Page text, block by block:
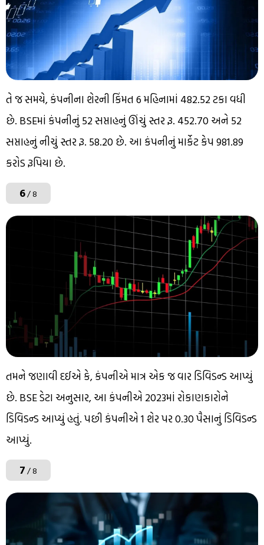
તે જ સમયે, કંપનીના શેરની કિંમત 6 મહિનામાં 482.52 ટકા વધી
છે. BSEમાં કંપનીનું 52 સપ્તાહનું ઊંચું સ્તર રૂ. 452.70 અને 52
સપ્તાહનું નીચું સ્તર રૂ. 58.20 છે. આ કંપનીનું માર્કેટ કેપ 981.89
કરોડ રૂપિયા છે.
6/ 8
તમને જણાવી દઈએ કે, કંપનીએ માત્ર એક જ વાર ડિવિડન્ડ આપ્યું
છે. BSE ડેટા અનુસાર, આ કંપનીએ 2023માં રોકાણકારોને
ડિવિડન્ડ આપ્યું હતું. પછી કંપનીએ 1 શેર પર 0.30 પૈસાનું ડિવિડન્ડ
આપ્યું.
7/ 8